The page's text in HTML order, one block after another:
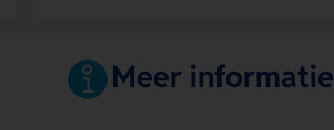
Meer informatie